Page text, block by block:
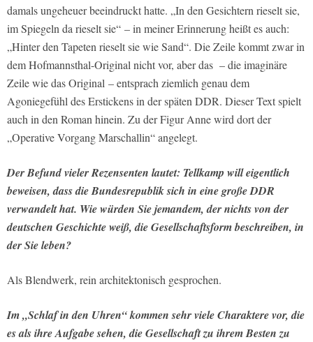
damals ungeheuer beeindruckt hatte. „In den Gesichtern rieselt sie,
im Spiegeln da rieselt sie“ – in meiner Erinnerung heißt es auch:
„Hinter den Tapeten rieselt sie wie Sand“. Die Zeile kommt zwar in
dem Hofmannsthal-Original nicht vor, aber das – die imaginäre
Zeile wie das Original – entsprach ziemlich genau dem
Agoniegefühl des Erstickens in der späten DDR. Dieser Text spielt
auch in den Roman hinein. Zu der Figur Anne wird dort der
„Operative Vorgang Marschallin“ angelegt.
Der Befund vieler Rezensenten lautet: Tellkamp will eigentlich
beweisen, dass die Bundesrepublik sich in eine große DDR
verwandelt hat. Wie würden Sie jemandem, der nichts von der
deutschen Geschichte weiß, die Gesellschaftsform beschreiben, in
der Sie leben?
Als Blendwerk, rein architektonisch gesprochen.
Im „Schlaf in den Uhren“ kommen sehr viele Charaktere vor, die
es als ihre Aufgabe sehen, die Gesellschaft zu ihrem Besten zu